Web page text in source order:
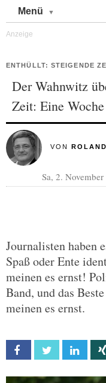
Menü
ENTHÜLLT: STEIGENDE
Der Wahnwitz
Zeit: Eine
VON
Sa, 2.
Journalisten haben
Spaß oder Ente
meinen es ernst!
Band, und das
meinen es ernst.
Facebook Twitter